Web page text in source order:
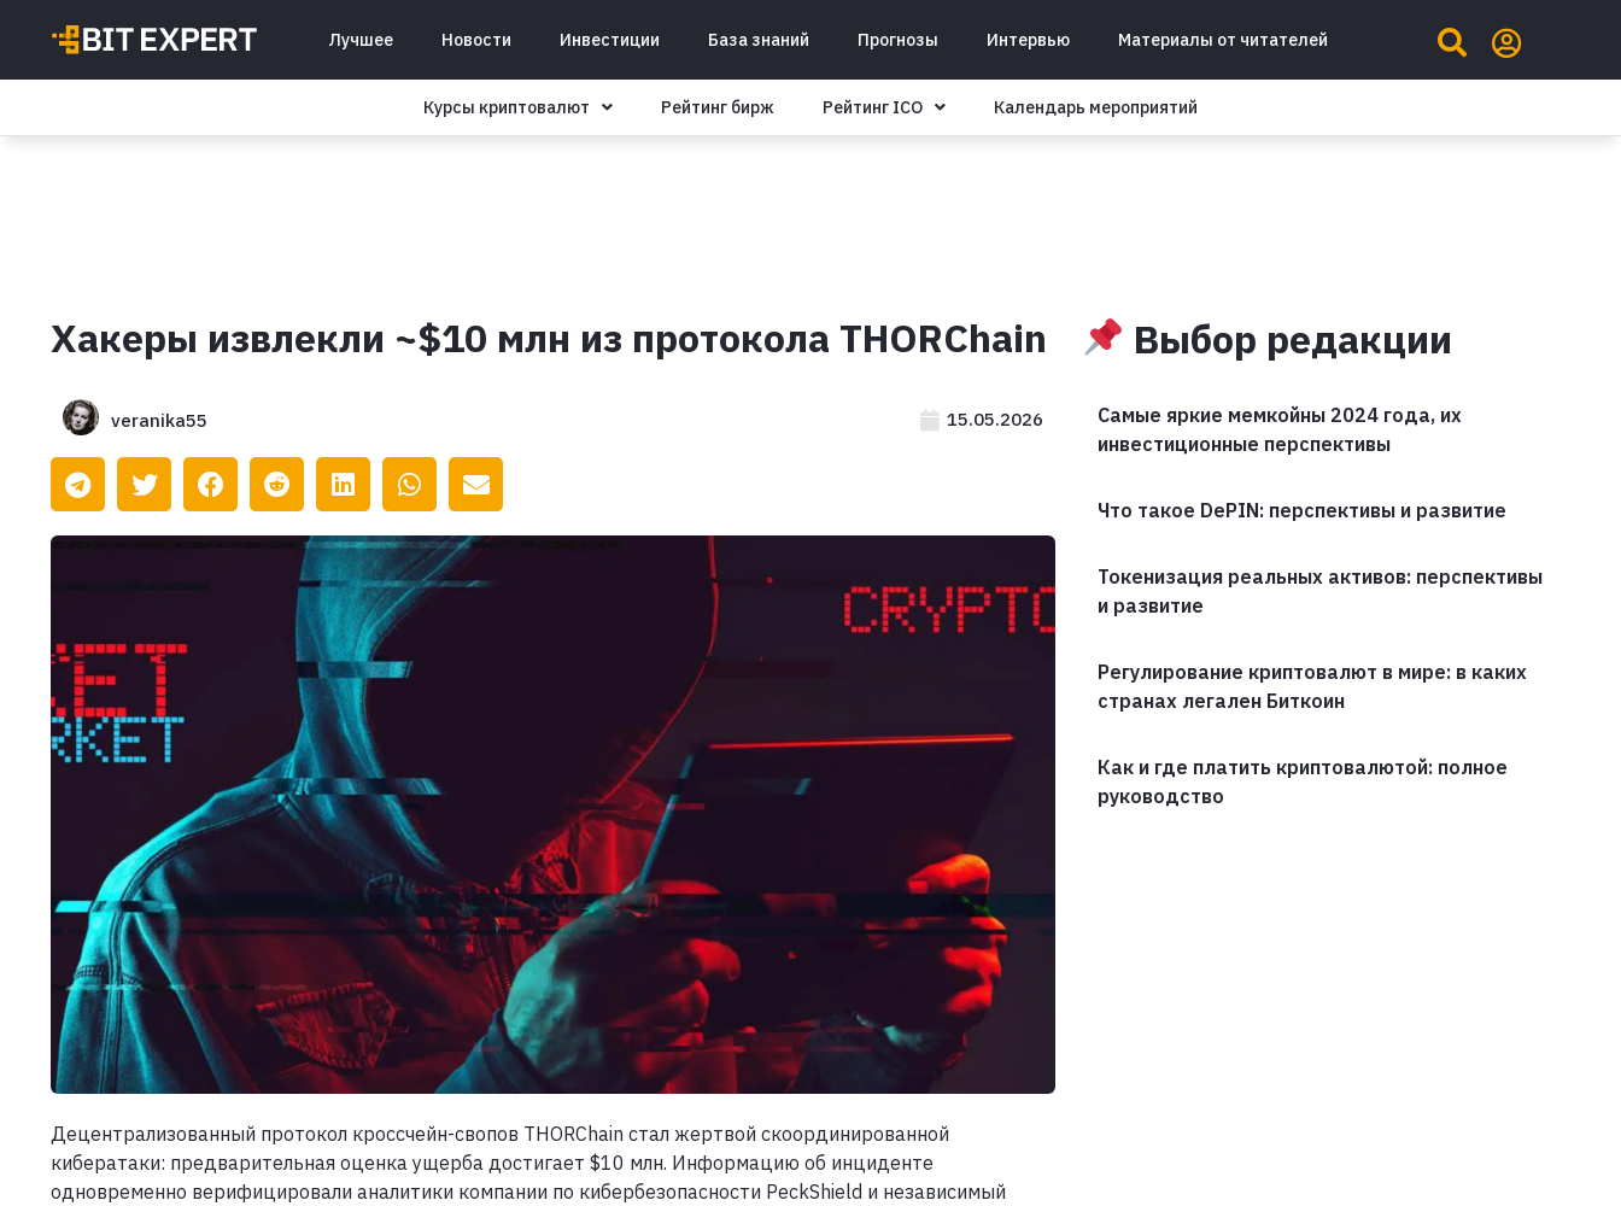
Лучшее Новости Инвестиции База знаний Прогнозы Интервью Материалы от читателей
Курсы криптовалют Рейтинг бирж Рейтинг ICO Календарь мероприятий
Хакеры извлекли ~$10 млн из протокола THORChain
veranika55 15.05.2026
Децентрализованный протокол кроссчейн-свопов THORChain стал жертвой скоординированной
кибератаки: предварительная оценка ущерба достигает $10 млн. Информацию об инциденте
одновременно верифицировали аналитики компании по кибербезопасности PeckShield и независимый
Выбор редакции
Самые яркие мемкойны 2024 года, их
инвестиционные перспективы
Что такое DePIN: перспективы и развитие
Токенизация реальных активов: перспективы
и развитие
Регулирование криптовалют в мире: в каких
странах легален Биткоин
Как и где платить криптовалютой: полное
руководство